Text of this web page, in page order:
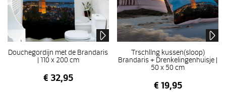
Douchegordijn met de Brandaris
| 110 x 200 cm
€ 32,95
Trschllng kussen(sloop)
Brandaris + Drenkelingenhuisje |
50 x 50 cm
€ 19,95